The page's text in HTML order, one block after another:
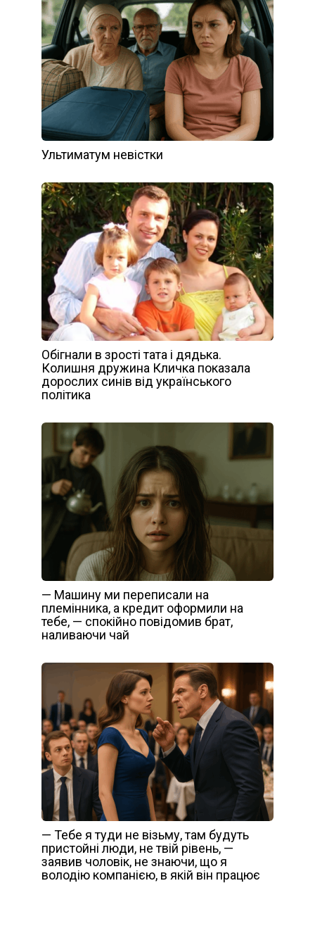
Ультиматум невістки
Обігнали в зрості тата і дядька.
Колишня дружина Кличка показала
дорослих синів від українського
політика
— Машину ми переписали на
племінника, а кредит оформили на
тебе, — спокійно повідомив брат,
наливаючи чай
— Тебе я туди не візьму, там будуть
пристойні люди, не твій рівень, —
заявив чоловік, не знаючи, що я
володію компанією, в якій він працює